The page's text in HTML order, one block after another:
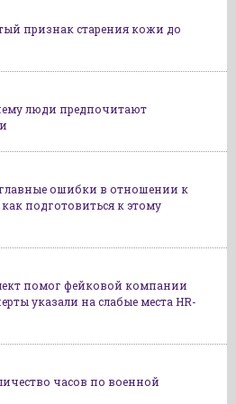
признак старения кожи до
люди предпочитают
главные ошибки в отношении к
подготовиться к этому
помог фейковой компании
указали на слабые места HR-
часов по военной